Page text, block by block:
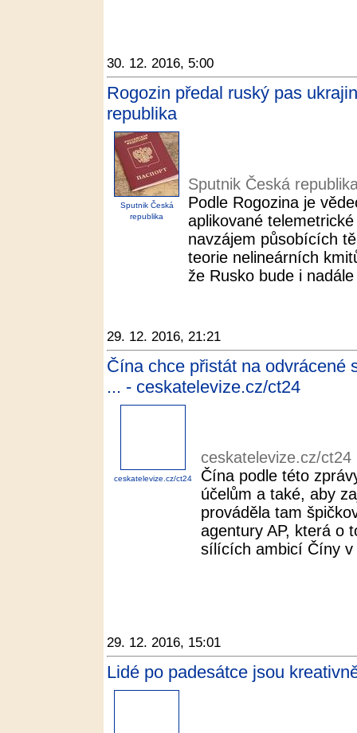
30. 12. 2016, 5:00
Rogozin předal ruský pas
republika
Sputnik Česká
republika
Sputnik Česká
Podle Rogozina je
aplikované
navzájem působících
teorie nelineárních
že Rusko bude i
29. 12. 2016, 21:21
Čína chce přistát na odvrácené
... - ceskatelevize.cz/ct24
ceskatelevize.cz/ct24
ceskatelevize.cz/ct24
Čína podle této
účelům a také, aby
prováděla tam
agentury AP, která o
sílících ambicí Číny v
29. 12. 2016, 15:01
Lidé po padesátce jsou